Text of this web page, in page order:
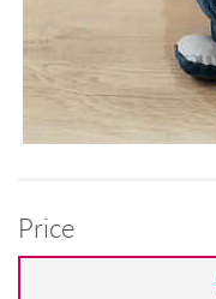
Price